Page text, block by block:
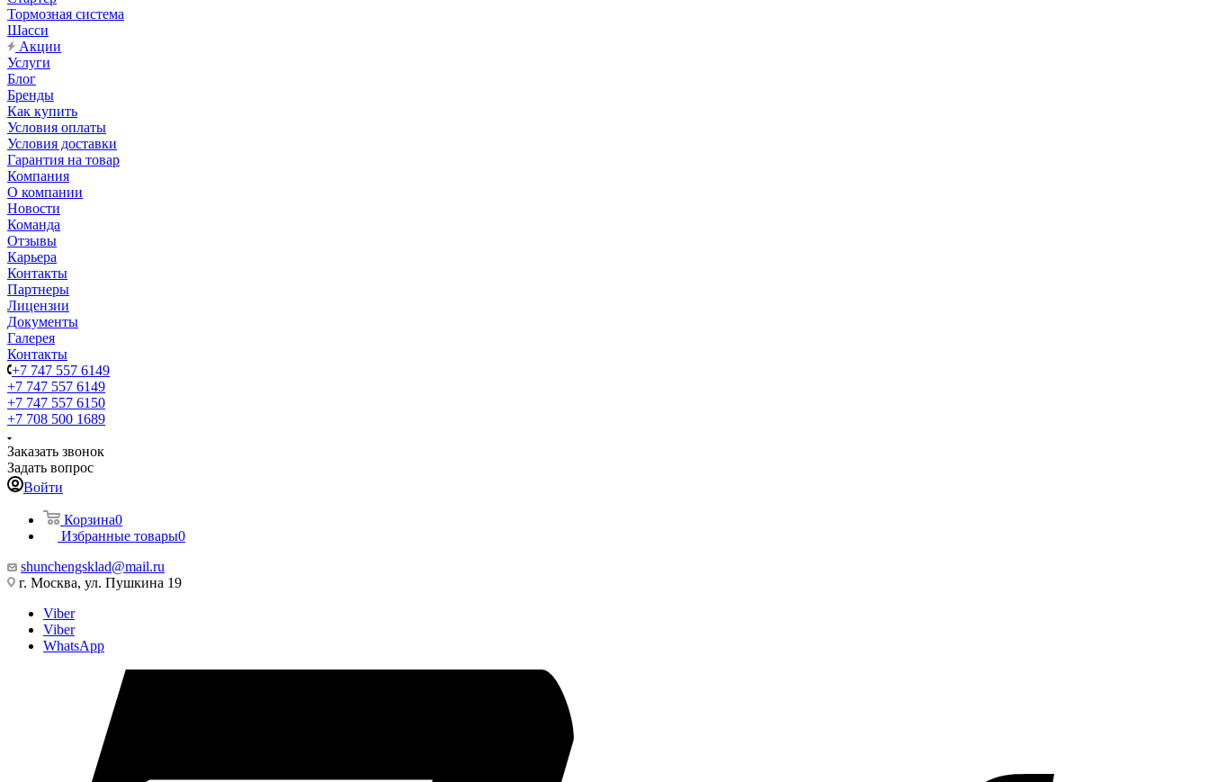
Тормозная система
Шасси
Акции
Услуги
Блог
Бренды
Как купить
Условия оплаты
Условия доставки
Гарантия на товар
Компания
О компании
Новости
Команда
Отзывы
Карьера
Контакты
Партнеры
Лицензии
Документы
Галерея
Контакты
+7 747 557 6149
+7 747 557 6149
+7 747 557 6150
+7 708 500 1689
Заказать звонок
Задать вопрос
Войти
Корзина0
Избранные товары0
shunchengsklad@mail.ru
г. Москва, ул. Пушкина 19
Viber
Viber
WhatsApp